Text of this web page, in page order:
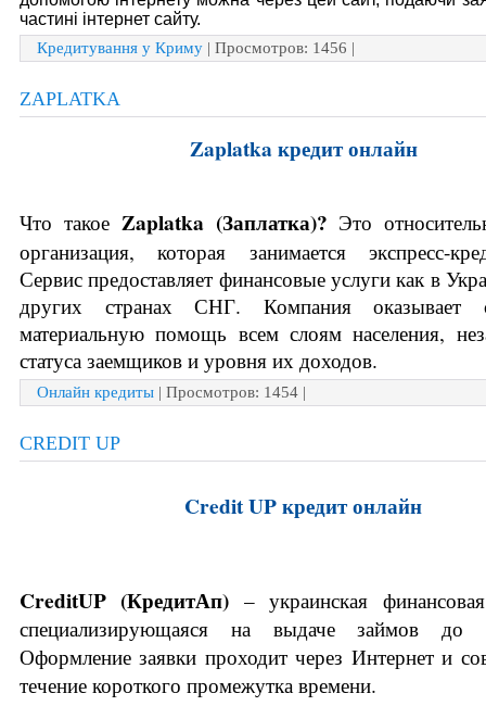
частині інтернет сайту.
Кредитування у Криму | Просмотров: 1456 |
ZAPLATKA
Zaplatka кредит онлайн
Что такое Zaplatka (Заплатка)? Это
организация, которая занимается экспресс-
Сервис предоставляет финансовые услуги как в
других странах СНГ. Компания оказывает
материальную помощь всем слоям населения,
статуса заемщиков и уровня их доходов.
Онлайн кредиты | Просмотров: 1454 |
CREDIT UP
Credit UP кредит онлайн
CreditUP (КредитАп) – украинская
специализирующаяся на выдаче займов
Оформление заявки проходит через Интернет и
течение короткого промежутка времени.